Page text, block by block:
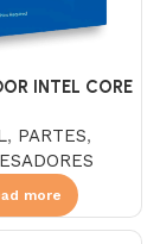
INTEL CORE
, PARTES,
more